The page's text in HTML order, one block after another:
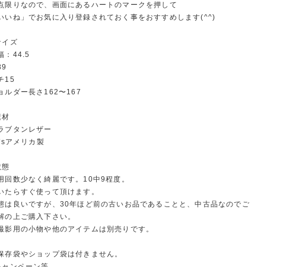
限りなので、画面にあるハートのマークを押して
いね」でお気に入り登録されておく事をおすすめします(^^)
イズ
：44.5
15
ルダー長さ162〜167
ブタンレザー
アメリカ製
回数少なく綺麗です。10中9程度。
たらすぐ使って頂けます。
は良いですが、30年ほど前の古いお品であることと、中古品なのでご
の上ご購入下さい。
影用の小物や他のアイテムは別売りです。
存袋やショップ袋は付きません。